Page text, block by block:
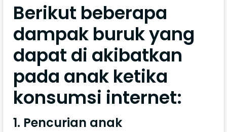
Berikut beberapa
dampak buruk yang
dapat di akibatkan
pada anak ketika
konsumsi internet:
1. Pencurian anak